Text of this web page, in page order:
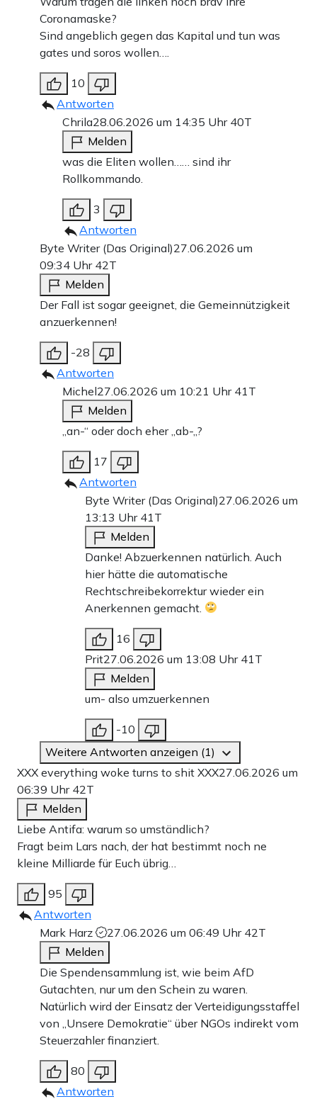
Coronamaske?
Sind angeblich gegen das Kapital und tun was
gates und soros wollen….
10
Antworten
Chrila28.06.2026 um 14:35 Uhr 40T
Melden
was die Eliten wollen…… sind ihr
Rollkommando.
3
Antworten
Byte Writer (Das Original)27.06.2026 um
09:34 Uhr 42T
Melden
Der Fall ist sogar geeignet, die Gemeinnützigkeit
anzuerkennen!
-28
Antworten
Michel27.06.2026 um 10:21 Uhr 41T
Melden
„an-“ oder doch eher „ab-„?
17
Antworten
Byte Writer (Das Original)27.06.2026 um
13:13 Uhr 41T
Melden
Danke! Abzuerkennen natürlich. Auch
hier hätte die automatische
Rechtschreibekorrektur wieder ein
Anerkennen gemacht.
16
Prit27.06.2026 um 13:08 Uhr 41T
Melden
um- also umzuerkennen
-10
Weitere Antworten anzeigen (1)
XXX everything woke turns to shit XXX27.06.2026 um
06:39 Uhr 42T
Melden
Liebe Antifa: warum so umständlich?
Fragt beim Lars nach, der hat bestimmt noch ne
kleine Milliarde für Euch übrig…
95
Antworten
Mark Harz
27.06.2026 um 06:49 Uhr 42T
Melden
Die Spendensammlung ist, wie beim AfD
Gutachten, nur um den Schein zu waren.
Natürlich wird der Einsatz der Verteidigungsstaffel
von „Unsere Demokratie“ über NGOs indirekt vom
Steuerzahler finanziert.
80
Antworten